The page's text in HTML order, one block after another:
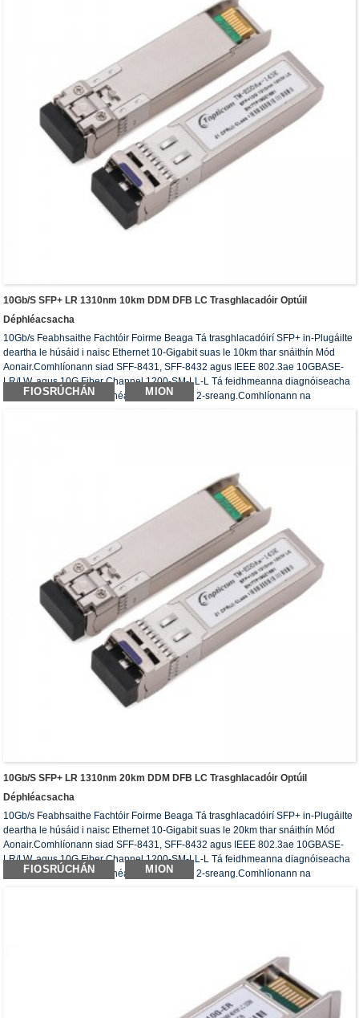
10Gb/s SFP+ LR 1310nm 10km DDM DFB LC Trasghlacadóir Optúil
Déphléacsacha
10Gb/s Feabhsaithe Fachtóir Foirme Beaga Tá trasghlacadóirí SFP+ in-Plugáilte
deartha le húsáid i naisc Ethernet 10-Gigabit suas le 10km thar snáithín Mód
Aonair.Comhlíonann siad SFF-8431, SFF-8432 agus IEEE 802.3ae 10GBASE-
LR/LW, agus 10G Fiber Channel 1200-SM-LL-L Tá feidhmeanna diagnóiseacha
digiteacha ar fáil trí chomhéadan sraitheach 2-sreang.Comhlíonann na
FIOSRÚCHÁN MION
10Gb/s SFP+ LR 1310nm 20km DDM DFB LC Trasghlacadóir Optúil
Déphléacsacha
10Gb/s Feabhsaithe Fachtóir Foirme Beaga Tá trasghlacadóirí SFP+ in-Plugáilte
deartha le húsáid i naisc Ethernet 10-Gigabit suas le 20km thar snáithín Mód
Aonair.Comhlíonann siad SFF-8431, SFF-8432 agus IEEE 802.3ae 10GBASE-
LR/LW, agus 10G Fiber Channel 1200-SM-LL-L Tá feidhmeanna diagnóiseacha
digiteacha ar fáil trí chomhéadan sraitheach 2-sreang.Comhlíonann na
FIOSRÚCHÁN MION